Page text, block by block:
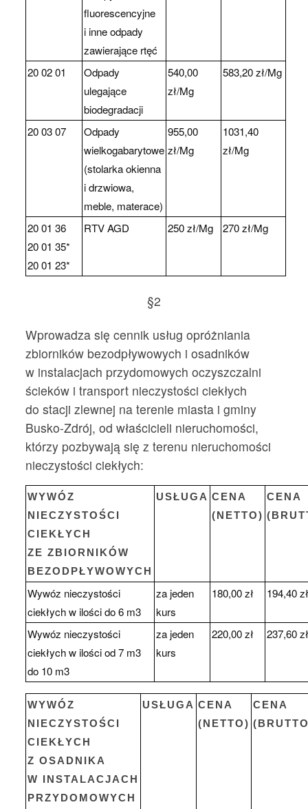
fluorescencyjne
i inne odpady
zawierające rtęć
20 02 01
Odpady
ulegające
biodegradacji
540,00
zł/Mg
583,20 zł/Mg
20 03 07
Odpady
wielkogabarytowe
(stolarka okienna
i drzwiowa,
meble, materace)
955,00
zł/Mg
1031,40
zł/Mg
20 01 36
20 01 35*
20 01 23*
RTV AGD 250 zł/Mg 270 zł/Mg
§2
Wprowadza się cennik usług opróżniania
zbiorników bezodpływowych i osadników
w instalacjach przydomowych oczyszczalni
ścieków i transport nieczystości ciekłych
do stacji zlewnej na terenie miasta i gminy
Busko-Zdrój, od właścicieli nieruchomości,
którzy pozbywają się z terenu nieruchomości
nieczystości ciekłych:
WYWÓZ
NIECZYSTOŚCI
CIEKŁYCH
ZE ZBIORNIKÓW
BEZODPŁYWOWYCH
USŁUGA CENA
(NETTO)
CENA
Wywóz nieczystości
ciekłych w ilości do 6 m3
za jeden
kurs
180,00 zł 194,40
Wywóz nieczystości
ciekłych w ilości od 7 m3
do 10 m3
za jeden
kurs
220,00 zł 237,60
WYWÓZ
NIECZYSTOŚCI
CIEKŁYCH
Z OSADNIKA
W INSTALACJACH
PRZYDOMOWYCH
USŁUGA CENA
(NETTO)
CENA